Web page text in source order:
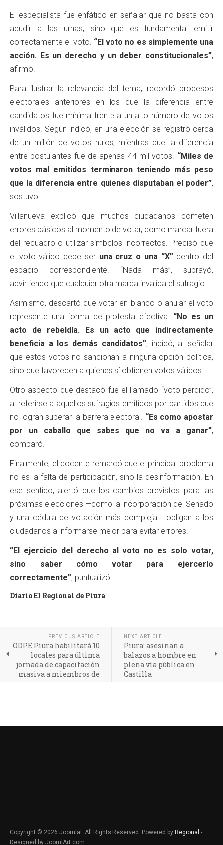
El especialista fue enfático en señalar que no basta con
acudir a las urnas, sino que es fundamental emitir
correctamente el voto. “El voto no es simplemente una
acción. Es un derecho y un deber constitucionales”,
afirmó.
Para ilustrar la relevancia del tema, recordó procesos
electorales anteriores en los que la diferencia entre
candidatos fue mínima frente a un alto número de votos
inválidos. Según indicó, en una elección se registró cerca
de un millón de votos nulos, mientras que la diferencia
entre postulantes fue de apenas 44 mil votos. “Miles de
votos mal emitidos terminaron teniendo más peso
que la diferencia entre quienes disputaban el poder”,
sostuvo.
Villanueva explicó que muchos ciudadanos cometen
errores básicos al momento de votar, como marcar fuera
del recuadro o utilizar símbolos incorrectos. Precisó que
el voto válido debe ser una cruz o una “X”dentro del
espacio correspondiente. “Nada más”, subrayó,
advirtiendo que cualquier otra marca invalida el sufragio.
Asimismo, descartó que votar en blanco o anular el voto
represente una forma de protesta efectiva. “No es un
acto de rebeldía. Es un acto que indirectamente
beneficia a los demás candidatos”, indicó, al señalar
que estos votos no sancionan a ninguna opción política,
sino que favorecen a quienes sí obtienen votos válidos.
Otro aspecto que destacó fue el llamado “voto perdido”,
al referirse a aquellos sufragios emitidos por partidos que
no logran superar la barrera electoral. “Es como apostar
por un caballo que sabes que no va a ganar”,
comparó.
Finalmente, el docente remarcó que el principal problema
no es la falta de participación, sino la desinformación. En
ese sentido, alertó que los cambios previstos para las
próximas elecciones —como la incorporación del Senado
y una cédula de votación más compleja— obligan a los
ciudadanos a informarse mejor para evitar errores.
“El ejercicio del derecho al voto no es solo votar,
sino saber cómo votar para ejercerlo
correctamente”, puntualizó.
Diario El Regional de Piura
PREVIOUS ARTICLE
ODPE Piura habilitará 10
locales para última
jornada de capacitación
masiva a miembros de
mesa
NEXT ARTICLE
Piura: asesinan a
balazos a hombre en
plena vía pública en
Castilla
Copyright © 2026 Joomla!. All Rights Reserved. Powered by Regional -
Designed by JoomlArt.com.